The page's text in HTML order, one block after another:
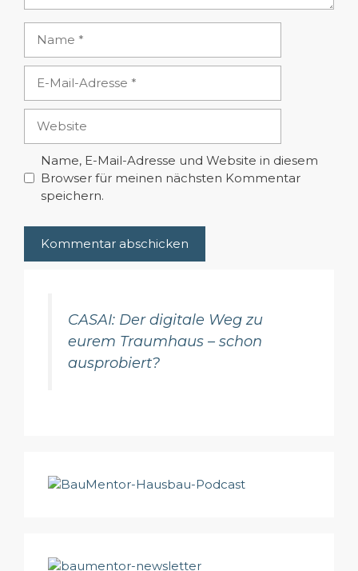
Mail-
Adresse
Name, E-Mail-Adresse und Website in diesem
Browser für meinen nächsten Kommentar
speichern.
CASAI: Der digitale Weg zu
eurem Traumhaus – schon
ausprobiert?